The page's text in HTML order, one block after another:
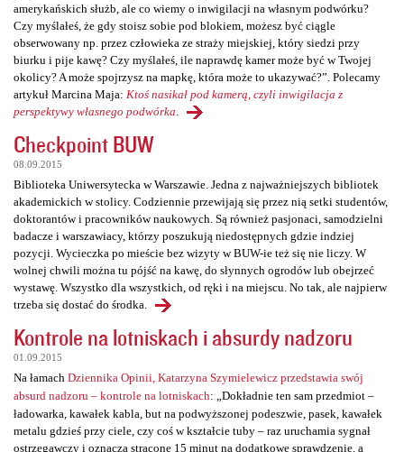
amerykańskich służb, ale co wiemy o inwigilacji na własnym podwórku?
Czy myślałeś, że gdy stoisz sobie pod blokiem, możesz być ciągle
obserwowany np. przez człowieka ze straży miejskiej, który siedzi przy
biurku i pije kawę? Czy myślałeś, ile naprawdę kamer może być w Twojej
okolicy? A może spojrzysz na mapkę, która może to ukazywać?”. Polecamy
artykuł Marcina Maja: Ktoś nasikał pod kamerą, czyli inwigilacja z
perspektywy własnego podwórka
Checkpoint BUW
08.09.2015
Biblioteka Uniwersytecka w Warszawie. Jedna z najważniejszych bibliotek
akademickich w stolicy. Codziennie przewijają się przez nią setki studentów,
doktorantów i pracowników naukowych. Są również pasjonaci, samodzielni
badacze i warszawiacy, którzy poszukują niedostępnych gdzie indziej
pozycji. Wycieczka po mieście bez wizyty w BUW-ie też się nie liczy. W
wolnej chwili można tu pójść na kawę, do słynnych ogrodów lub obejrzeć
wystawę. Wszystko dla wszystkich, od ręki i na miejscu. No tak, ale najpierw
trzeba się dostać do środka.
Kontrole na lotniskach i absurdy nadzoru
01.09.2015
Na łamach Dziennika Opinii, Katarzyna Szymielewicz przedstawia swój
absurd nadzoru – kontrole na lotniskach: „Dokładnie ten sam przedmiot –
ładowarka, kawałek kabla, but na podwyższonej podeszwie, pasek, kawałek
metalu gdzieś przy ciele, czy coś w kształcie tuby – raz uruchamia sygnał
ostrzegawczy i oznacza stracone 15 minut na dodatkowe sprawdzenie, a